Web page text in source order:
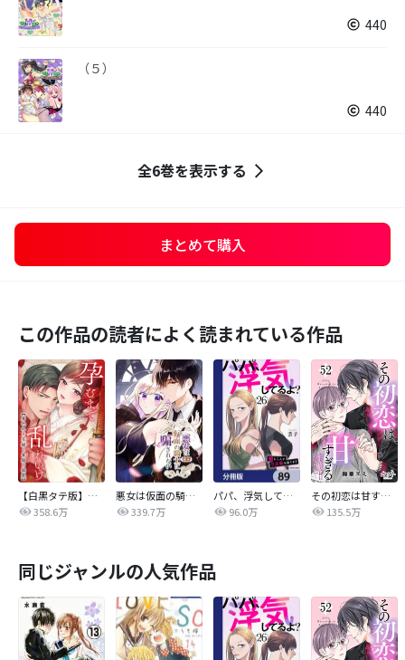
440
（５）
440
全6巻を表示する
まとめて購入
この作品の読者によく読まれている作品
【白黒タテ版】孕むまで乱れいけ～身代わり花嫁と軍服の猛愛
358.6万
悪女は仮面の騎士に騙されない
339.7万
パパ、浮気してるよ？娘と二人でクズ夫を捨てます【分冊版】
96.0万
その初恋は甘すぎる～恋愛処女には刺激が強い～
135.5万
同じジャンルの人気作品